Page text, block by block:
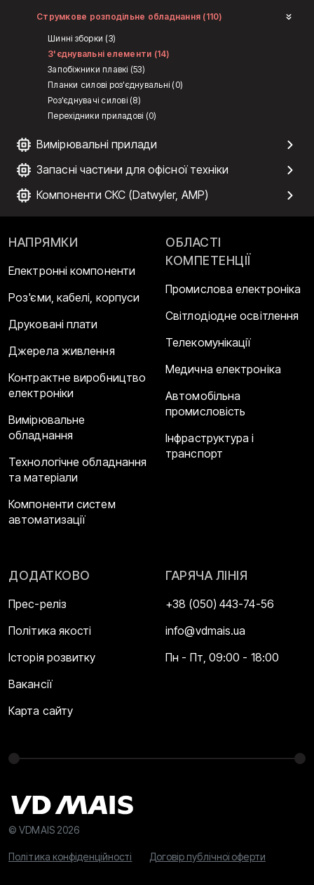
Струмкове розподільне обладнання (110)
Шинні зборки (3)
З'єднувальні елементи (14)
Запобіжники плавкі (53)
Планки силові роз'єднувальні (0)
Роз'єднувачі силові (8)
Перехідники приладові (0)
Вимірювальні прилади
Запасні частини для офісної техніки
Компоненти СКС (Datwyler, AMP)
НАПРЯМКИ
Електронні компоненти
Роз'єми, кабелі, корпуси
Друковані плати
Джерела живлення
Контрактне виробництво
електроніки
Вимірювальне
обладнання
Технологічне обладнання
та матеріали
Компоненти систем
автоматизації
ОБЛАСТІ
КОМПЕТЕНЦІЇ
Промислова електроніка
Світлодіодне освітлення
Телекомунікації
Медична електроніка
Автомобільна
промисловість
Інфраструктура і
транспорт
ДОДАТКОВО
Прес-реліз
Політика якості
Історія розвитку
Вакансії
Карта сайту
ГАРЯЧА ЛІНІЯ
+38 (050) 443-74-56
info@vdmais.ua
Пн - Пт, 09:00 - 18:00
© VDMAIS 2026
Політика конфіденційності Договір публічної оферти